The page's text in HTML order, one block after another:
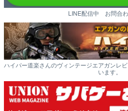
LINE配信中 お問合
ハイパー道楽さんのヴィンテージエアガンレ
います。